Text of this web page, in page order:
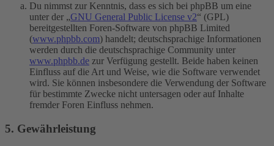
Du nimmst zur Kenntnis, dass es sich bei phpBB um eine
unter der „GNU General Public License v2“ (GPL)
bereitgestellten Foren-Software von phpBB Limited
(www.phpbb.com) handelt; deutschsprachige Informationen
werden durch die deutschsprachige Community unter
www.phpbb.de zur Verfügung gestellt. Beide haben keinen
Einfluss auf die Art und Weise, wie die Software verwendet
wird. Sie können insbesondere die Verwendung der Software
für bestimmte Zwecke nicht untersagen oder auf Inhalte
fremder Foren Einfluss nehmen.
5. Gewährleistung